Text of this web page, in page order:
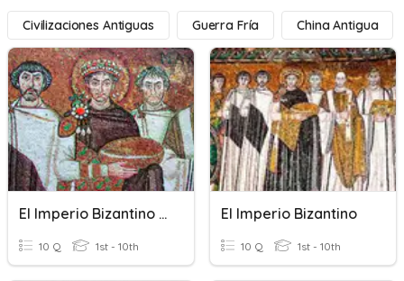
Civilizaciones Antiguas Guerra Fría China Antigua
El Imperio Bizantino Y El Islam
10 Q 1st - 10th
El Imperio Bizantino
10 Q 1st - 10th